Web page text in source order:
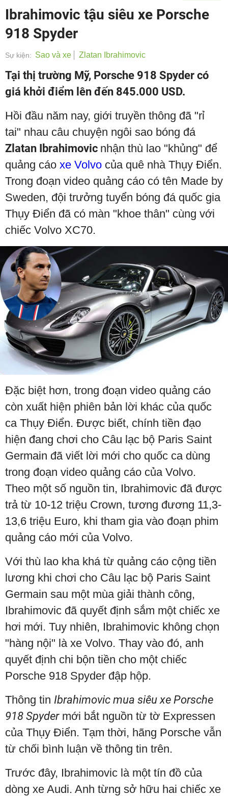
Ibrahimovic tậu siêu xe Porsche
918 Spyder
Sự kiện: Sao và xe Zlatan Ibrahimovic
Tại thị trường Mỹ, Porsche 918 Spyder có
giá khởi điểm lên đến 845.000 USD.
Hồi đầu năm nay, giới truyền thông đã "rỉ
tai" nhau câu chuyện ngôi sao bóng đá
Zlatan Ibrahimovic nhận thù lao "khủng" để
quảng cáo xe Volvo của quê nhà Thụy Điển.
Trong đoạn video quảng cáo có tên Made by
Sweden, đội trưởng tuyển bóng đá quốc gia
Thụy Điển đã có màn "khoe thân" cùng với
chiếc Volvo XC70.
Đặc biệt hơn, trong đoạn video quảng cáo
còn xuất hiện phiên bản lời khác của quốc
ca Thụy Điển. Được biết, chính tiền đạo
hiện đang chơi cho Câu lạc bộ Paris Saint
Germain đã viết lời mới cho quốc ca dùng
trong đoạn video quảng cáo của Volvo.
Theo một số nguồn tin, Ibrahimovic đã được
trả từ 10-12 triệu Crown, tương đương 11,3-
13,6 triệu Euro, khi tham gia vào đoạn phim
quảng cáo mới của Volvo.
Với thù lao kha khá từ quảng cáo cộng tiền
lương khi chơi cho Câu lạc bộ Paris Saint
Germain sau một mùa giải thành công,
Ibrahimovic đã quyết định sắm một chiếc xe
hơi mới. Tuy nhiên, Ibrahimovic không chọn
"hàng nội" là xe Volvo. Thay vào đó, anh
quyết định chi bộn tiền cho một chiếc
Porsche 918 Spyder đập hộp.
Thông tin Ibrahimovic mua siêu xe Porsche
918 Spydermới bắt nguồn từ tờ Expressen
của Thụy Điển. Tạm thời, hãng Porsche vẫn
từ chối bình luận về thông tin trên.
Trước đây, Ibrahimovic là một tín đồ của
dòng xe Audi. Anh từng sở hữu hai chiếc xe